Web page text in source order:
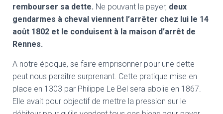
rembourser sa dette. Ne pouvant la payer, deux
gendarmes à cheval viennent l’arrêter chez lui le 14
août 1802 et le conduisent à la maison d’arrêt de
Rennes.
A notre époque, se faire emprisonner pour une dette
peut nous paraître surprenant. Cette pratique mise en
place en 1303 par Philippe Le Bel sera abolie en 1867.
Elle avait pour objectif de mettre la pression sur le